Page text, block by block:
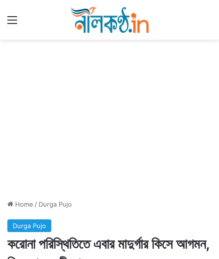
Home / Durga Pujo
Durga Pujo
করোনা পরিস্থিতিতে এবার মাদুর্গার কিসে আগমন,